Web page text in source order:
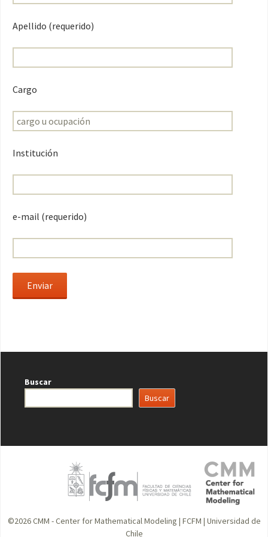
Apellido (requerido)
Cargo
Institución
e-mail (requerido)
Buscar
Buscar
©2026CMM - Center for Mathematical Modeling | FCFM | Universidad de
Chile